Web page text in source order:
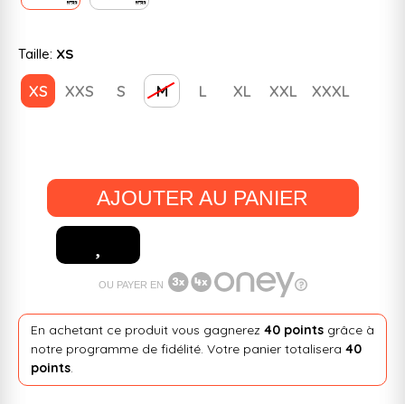
Taille: XS
XS XXS S M L XL XXL XXXL
AJOUTER AU PANIER
OU PAYER EN
En achetant ce produit vous gagnerez 40 pointsgrâce à
notre programme de fidélité. Votre panier totalisera 40
points.